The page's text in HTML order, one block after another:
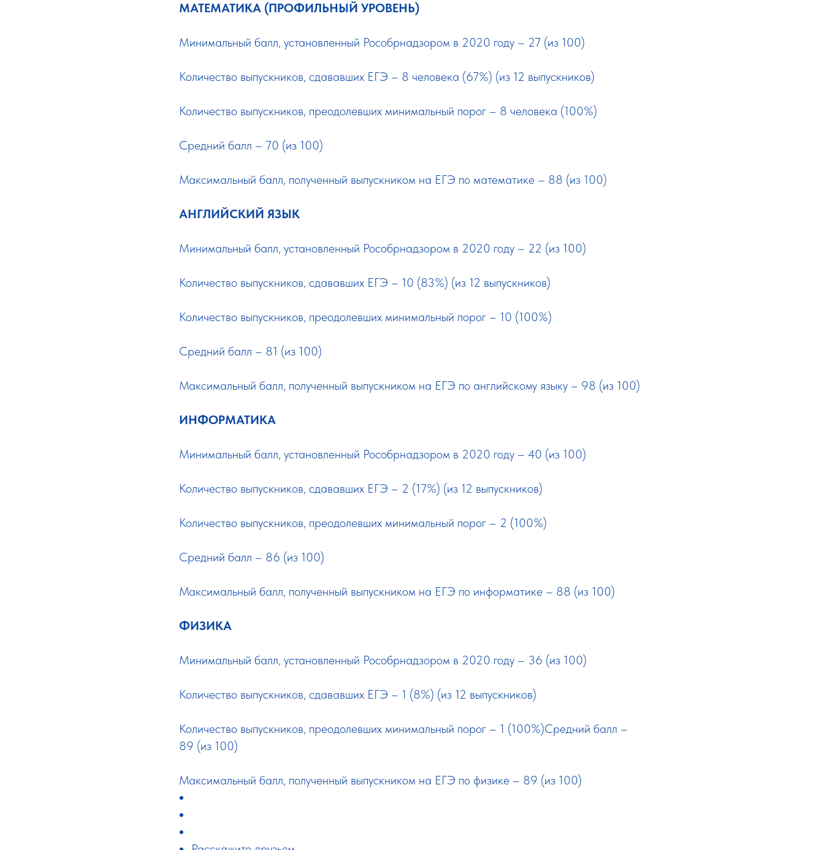
МАТЕМАТИКА (ПРОФИЛЬНЫЙ УРОВЕНЬ)
Минимальный балл, установленный Рособрнадзором в 2020 году – 27 (из 100)
Количество выпускников, сдававших ЕГЭ – 8 человека (67%) (из 12 выпускников)
Количество выпускников, преодолевших минимальный порог – 8 человека (100%)
Средний балл – 70 (из 100)
Максимальный балл, полученный выпускником на ЕГЭ по математике – 88 (из 100)
АНГЛИЙСКИЙ ЯЗЫК
Минимальный балл, установленный Рособрнадзором в 2020 году – 22 (из 100)
Количество выпускников, сдававших ЕГЭ – 10 (83%) (из 12 выпускников)
Количество выпускников, преодолевших минимальный порог – 10 (100%)
Средний балл – 81 (из 100)
Максимальный балл, полученный выпускником на ЕГЭ по английскому языку – 98 (из 100)
ИНФОРМАТИКА
Минимальный балл, установленный Рособрнадзором в 2020 году – 40 (из 100)
Количество выпускников, сдававших ЕГЭ – 2 (17%) (из 12 выпускников)
Количество выпускников, преодолевших минимальный порог – 2 (100%)
Средний балл – 86 (из 100)
Максимальный балл, полученный выпускником на ЕГЭ по информатике – 88 (из 100)
ФИЗИКА
Минимальный балл, установленный Рособрнадзором в 2020 году – 36 (из 100)
Количество выпускников, сдававших ЕГЭ – 1 (8%) (из 12 выпускников)
Количество выпускников, преодолевших минимальный порог – 1 (100%)Средний балл –
89 (из 100)
Максимальный балл, полученный выпускником на ЕГЭ по физике – 89 (из 100)